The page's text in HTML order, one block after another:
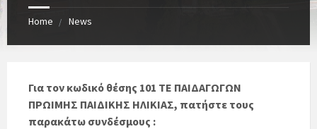
Home News
Για τον κωδικό θέσης 101 ΤΕ ΠΑΙΔΑΓΩΓΩΝ
ΠΡΩΙΜΗΣ ΠΑΙΔΙΚΗΣ ΗΛΙΚΙΑΣ, πατήστε τους
παρακάτω συνδέσμους :